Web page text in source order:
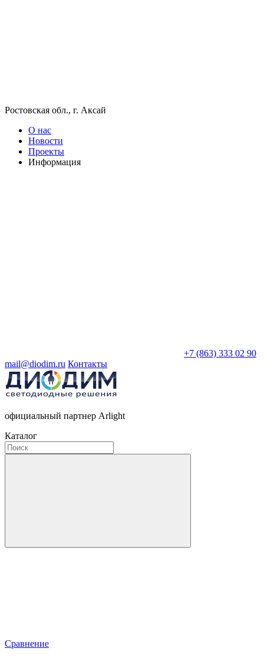
Ростовская обл., г. Аксай
О нас
Новости
Проекты
Информация
+7 (863) 333 02 90
mail@diodim.ru Контакты
официальный партнер Arlight
Каталог
Сравнение